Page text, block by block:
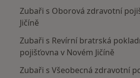
Zubaři s Oborová zdravotní
Jičíně
Zubaři s Revírní bratrská
pojišťovna v Novém Jičíně
Zubaři s Všeobecná zdravotní